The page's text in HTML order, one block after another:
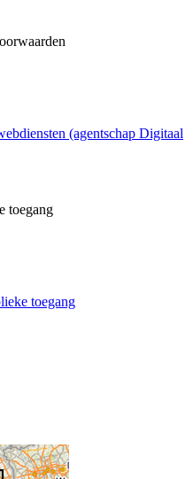
(agentschap Digitaal
toegang
toegang